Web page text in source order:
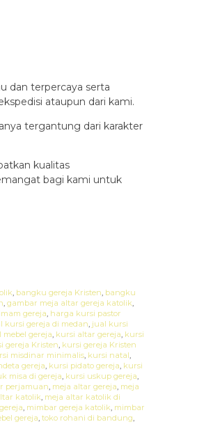
dan terpercaya serta
ataupun dari kami.
tergantung dari karakter
kualitas
bagi kami untuk
, bangku gereja Kristen, bangku
, gambar meja altar gereja katolik,
gereja, harga kursi pastor
kursi gereja di medan, jual kursi
mebel gereja, kursi altar gereja, kursi
gereja Kristen, kursi gereja Kristen
misdinar minimalis, kursi natal,
gereja, kursi pidato gereja, kursi
misa di gereja, kursi uskup gereja,
perjamuan, meja altar gereja, meja
katolik, meja altar katolik di
, mimbar gereja katolik, mimbar
gereja, toko rohani di bandung,